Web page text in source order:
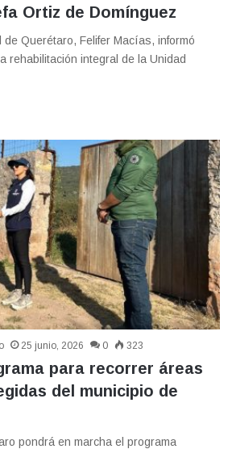
Ortiz de Domínguez
Querétaro, Felifer Macías, informó
rehabilitación integral de la Unidad
25 junio, 2026 0 323
para recorrer áreas
del municipio de
pondrá en marcha el programa